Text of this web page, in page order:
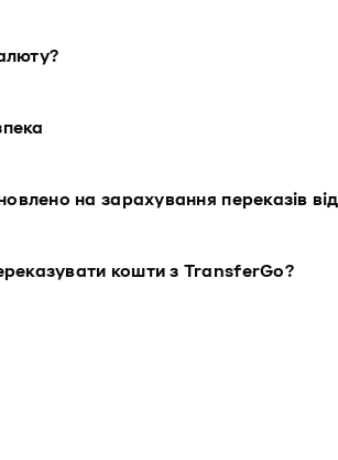
на зарахування переказів
кошти з TransferGo?